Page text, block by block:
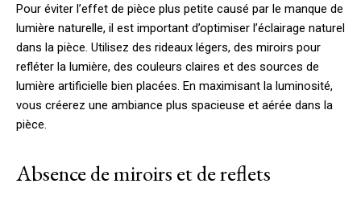
Pour éviter l’effet de pièce plus petite causé par le manque de
lumière naturelle, il est important d’optimiser l’éclairage naturel
dans la pièce. Utilisez des rideaux légers, des miroirs pour
refléter la lumière, des couleurs claires et des sources de
lumière artificielle bien placées. En maximisant la luminosité,
vous créerez une ambiance plus spacieuse et aérée dans la
pièce.
Absence de miroirs et de reflets